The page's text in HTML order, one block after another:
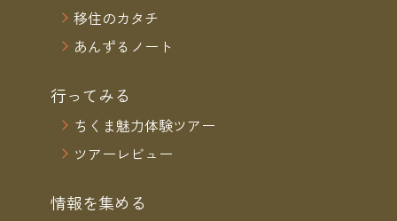
移住のカタチ
あんずるノート
行ってみる
ちくま魅力体験ツアー
ツアーレビュー
情報を集める